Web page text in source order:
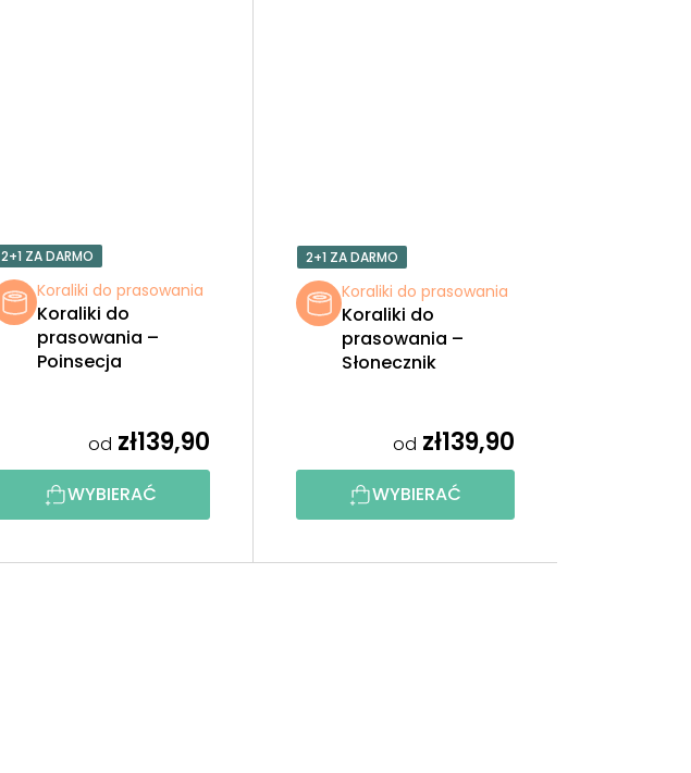
2+1 ZA DARMO
Koraliki do prasowania
Koraliki do
prasowania –
Poinsecja
od zł139,90
WYBIERAĆ
2+1 ZA DARMO
Koraliki do prasowania
Koraliki do
prasowania –
Słonecznik
od zł139,90
WYBIERAĆ